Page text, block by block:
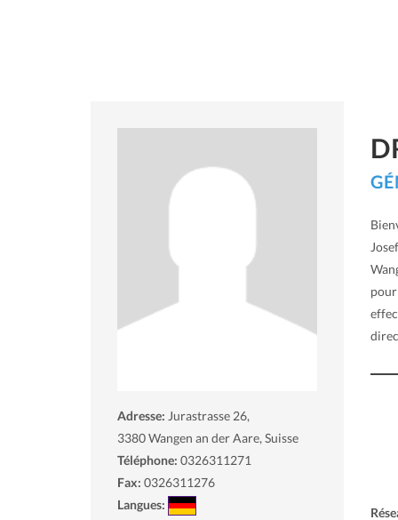
Adresse: Jurastrasse 26,
3380Wangen an der Aare, Suisse
Téléphone: 0326311271
Fax: 0326311276
Langues: